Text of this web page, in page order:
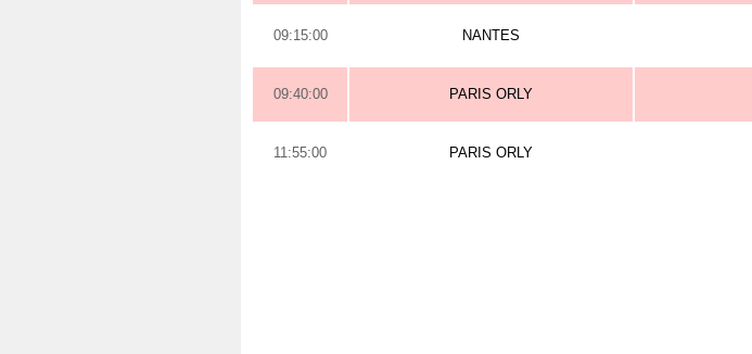
09:15:00 NANTES
09:40:00 PARIS ORLY
11:55:00 PARIS ORLY